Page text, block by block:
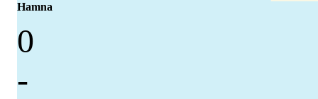
Hamna
0
-